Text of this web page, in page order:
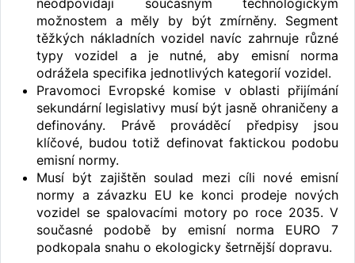
možnostem a měly by být zmírněny. Segment
těžkých nákladních vozidel navíc zahrnuje různé
typy vozidel a je nutné, aby emisní norma
odrážela specifika jednotlivých kategorií vozidel.
Pravomoci Evropské komise v oblasti přijímání
sekundární legislativy musí být jasně ohraničeny a
definovány. Právě prováděcí předpisy jsou
klíčové, budou totiž definovat faktickou podobu
emisní normy.
Musí být zajištěn soulad mezi cíli nové emisní
normy a závazku EU ke konci prodeje nových
vozidel se spalovacími motory po roce 2035. V
současné podobě by emisní norma EURO 7
podkopala snahu o ekologicky šetrnější dopravu.